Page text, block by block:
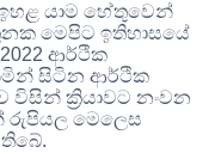
යාම හේතුවෙන්
මෙපිට ඉතිහාසයේ
2022 ආර්ථික
සිටින ආර්ථික
විසින් ක්‍රියාවට නංවන
රුපියල මෙලෙස
.